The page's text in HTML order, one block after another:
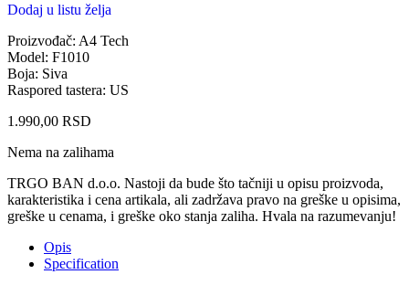
Dodaj u listu želja
Proizvođač: A4 Tech
Model: F1010
Boja: Siva
Raspored tastera: US
1.990,00 RSD
Nema na zalihama
TRGO BAN d.o.o. Nastoji da bude što tačniji u opisu proizvoda,
karakteristika i cena artikala, ali zadržava pravo na greške u opisima,
greške u cenama, i greške oko stanja zaliha. Hvala na razumevanju!
Opis
Specification